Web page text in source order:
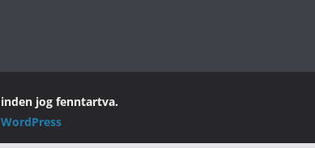
jog fenntartva.
WordPress